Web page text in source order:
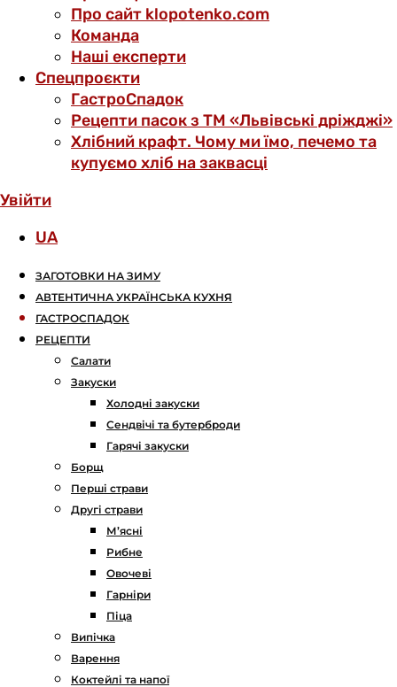
Про сайт klopotenko.com
Команда
Наші експерти
Спецпроєкти
ГастроСпадок
Рецепти пасок з ТМ «Львівські дріжджі»
Хлібний крафт. Чому ми їмо, печемо та
купуємо хліб на заквасці
Увійти
UA
ЗАГОТОВКИ НА ЗИМУ
АВТЕНТИЧНА УКРАЇНСЬКА КУХНЯ
ГАСТРОСПАДОК
РЕЦЕПТИ
Салати
Закуски
Холодні закуски
Сендвічі та бутерброди
Гарячі закуски
Борщ
Перші страви
Другі страви
М’ясні
Рибне
Овочеві
Гарніри
Піца
Випічка
Варення
Коктейлі та напої